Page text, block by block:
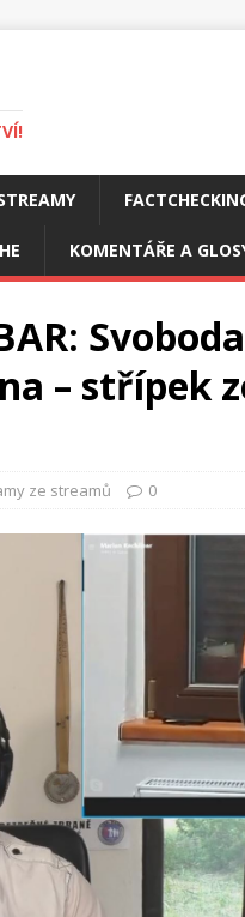
KOMENTÁŘE A
– střípek
ze streamů 0